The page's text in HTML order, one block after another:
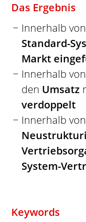
Das Ergebnis
Innerhalb
Standard-
Markt
Innerhalb
den Umsatz
verdoppelt
Innerhalb
System-
Keywords